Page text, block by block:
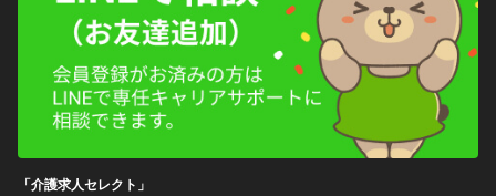
「介護求人セレクト」